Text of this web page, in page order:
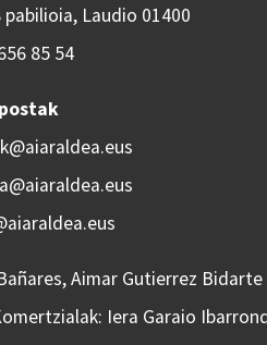
Laudio 01400
85 54
Aimar Gutierrez
Iera Garaio